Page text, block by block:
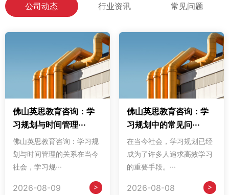
公司动态 行业资讯 常见问题
佛山英思教育咨询：学
习规划与时间管理···
佛山英思教育咨询：学习规
划与时间管理的关系在当今
社会，学习规···
2026-08-09 >
佛山英思教育咨询：学
习规划中的常见问···
在当今社会，学习规划已经
成为了许多人追求高效学习
的重要手段。···
2026-08-08 >